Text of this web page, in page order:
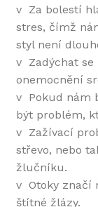
v Za bolestí
stres, čímž
styl není
v Zadýchat
onemocnění
v Pokud nám
být problém,
v Zažívací
střevo, nebo
žlučníku.
v Otoky značí
štítné žlázy.